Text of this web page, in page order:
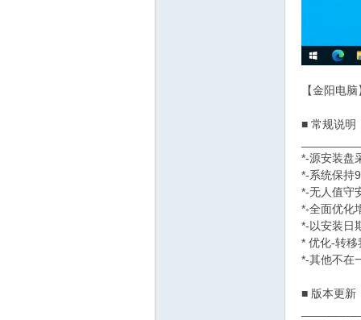
【金阳电
■ 常规说明
*-源安装盘
*-系统保持
*-无人值守
*-全面优化
*-以安装日
* 优化-转移
*-其他不在
■ 版本更新